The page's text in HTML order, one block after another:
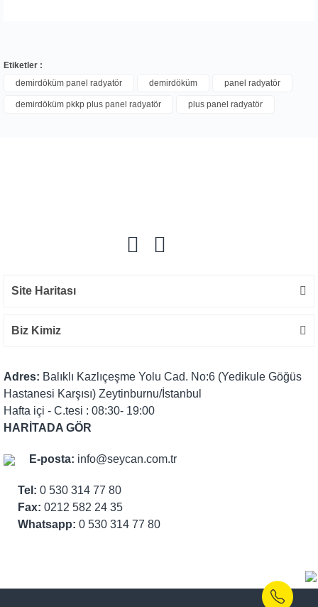
Bu ürüne ilk yorumu siz yapın!
Etiketler :
demirdöküm panel radyatör
demirdöküm panel radyatör
demirdöküm pkkp plus panel radyatör plus panel radyatör
Site Haritası
Biz Kimiz
Adres: Balıklı Kazlıçeşme Yolu Cad. No:6 (Yedikule Göğüs
Hastanesi Karşısı) Zeytinburnu/İstanbul
Hafta içi - C.tesi : 08:30- 19:00
HARİTADA GÖR
E-posta: info@seycan.com.tr
Tel: 0 530 314 77 80
Fax: 0212 582 24 35
Whatsapp: 0 530 314 77 80